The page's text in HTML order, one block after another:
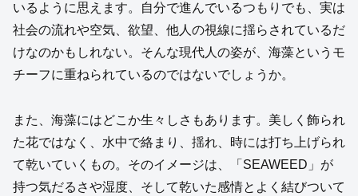
いるように思えます。自分で進んでいるつもりでも、実は
社会の流れや空気、欲望、他人の視線に揺らされているだ
けなのかもしれない。そんな現代人の姿が、海藻というモ
チーフに重ねられているのではないでしょうか。
また、海藻にはどこか生々しさもあります。美しく飾られ
た花ではなく、水中で絡まり、揺れ、時には打ち上げられ
て乾いていくもの。そのイメージは、「SEAWEED」が
持つ気だるさや湿度、そして乾いた感情とよく結びついて